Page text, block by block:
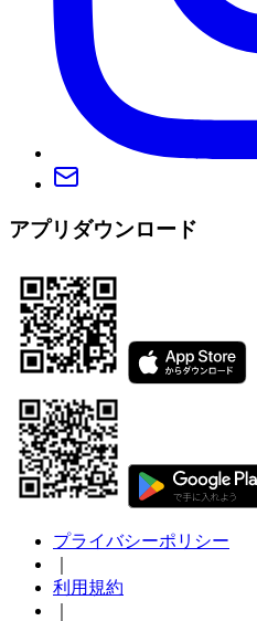
アプリダウンロード
プライバシーポリシー
利用規約